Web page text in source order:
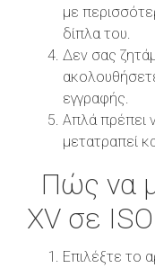
με
δίπλα του.
Δεν σας
εγγραφής.
Απλά πρέπει
μετατραπεί
Πώς να
XV σε
Επιλέξτε το